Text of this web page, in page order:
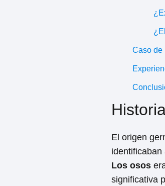
Caso de
El origen
Los osos
significativa